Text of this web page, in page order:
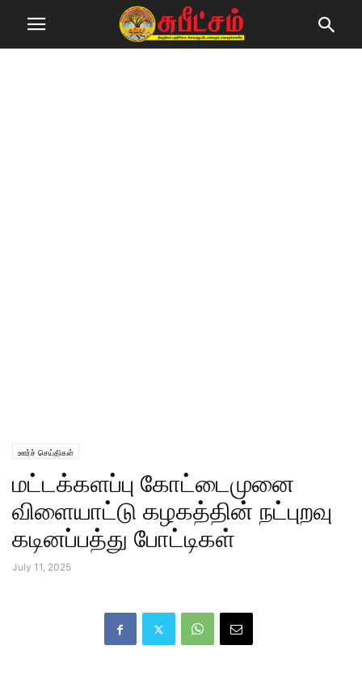
ஊர்ச் செய்திகள்
மட்டக்களப்பு கோட்டைமுனை
விளையாட்டு கழகத்தின் நட்புறவு
கடினப்பத்து போட்டிகள்
July 11, 2025